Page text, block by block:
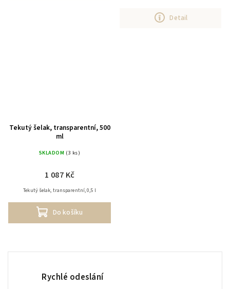
Detail
Tekutý šelak, transparentní, 500
ml
SKLADOM (3 ks)
1 087 Kč
Do košíku
Tekutý šelak, transparentní, 0,5 l
Rychlé odeslání